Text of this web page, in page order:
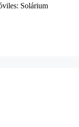
Solárium